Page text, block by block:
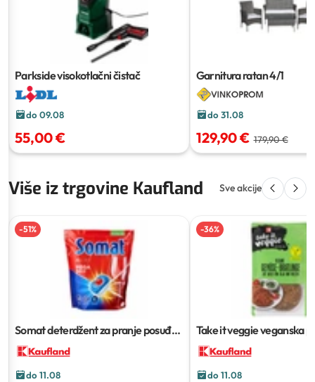
Parkside visokotlačni čistač
do 09.08
55,00 €
Garnitura ratan 4/1
do 31.08
129,90 € 179,90 €
Više iz trgovine Kaufland Sve akcije
-51%
Somat deterdžent za pranje posuđa
do 11.08
-36%
Take it veggie veganska
do 11.08